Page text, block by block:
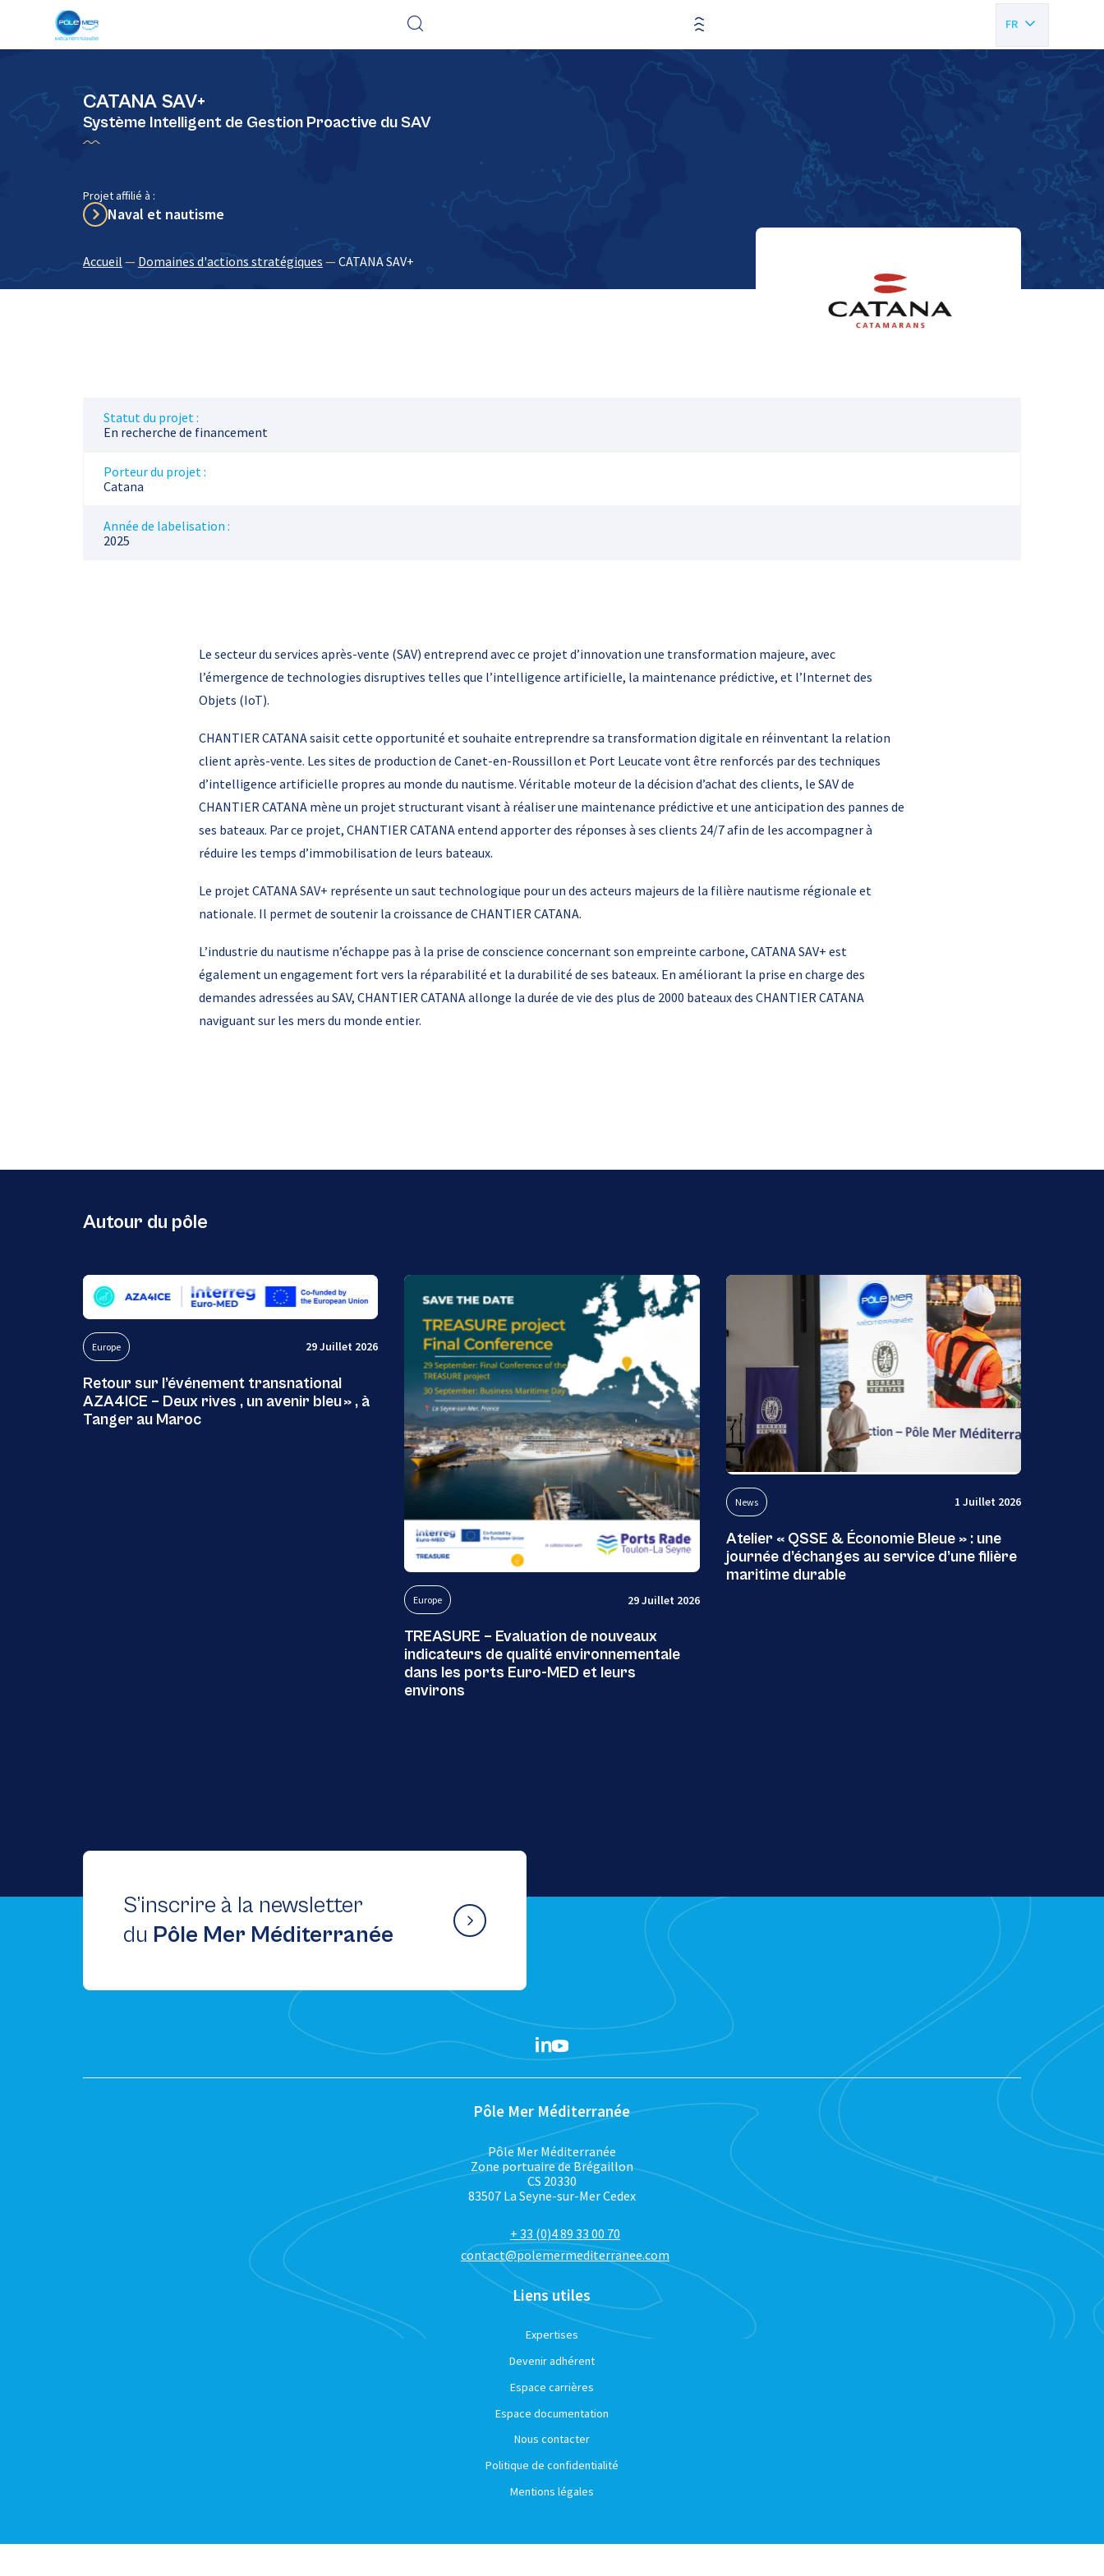
FR
EN
CATANA SAV+
Système Intelligent de Gestion Proactive du SAV
Projet affilié à :
Naval et nautisme
Accueil — Domaines d'actions stratégiques —CATANA SAV+
Statut du projet :
En recherche de financement
Porteur du projet :
Catana
Année de labelisation :
2025
Le secteur du services après-vente (SAV) entreprend avec ce projet d’innovation une transformation majeure, avec
l’émergence de technologies disruptives telles que l’intelligence artificielle, la maintenance prédictive, et l’Internet des
Objets (IoT).
CHANTIER CATANA saisit cette opportunité et souhaite entreprendre sa transformation digitale en réinventant la relation
client après-vente. Les sites de production de Canet-en-Roussillon et Port Leucate vont être renforcés par des techniques
d’intelligence artificielle propres au monde du nautisme. Véritable moteur de la décision d’achat des clients, le SAV de
CHANTIER CATANA mène un projet structurant visant à réaliser une maintenance prédictive et une anticipation des pannes de
ses bateaux. Par ce projet, CHANTIER CATANA entend apporter des réponses à ses clients 24/7 afin de les accompagner à
réduire les temps d’immobilisation de leurs bateaux.
Le projet CATANA SAV+ représente un saut technologique pour un des acteurs majeurs de la filière nautisme régionale et
nationale. Il permet de soutenir la croissance de CHANTIER CATANA.
L’industrie du nautisme n’échappe pas à la prise de conscience concernant son empreinte carbone, CATANA SAV+ est
également un engagement fort vers la réparabilité et la durabilité de ses bateaux. En améliorant la prise en charge des
demandes adressées au SAV, CHANTIER CATANA allonge la durée de vie des plus de 2000 bateaux des CHANTIER CATANA
naviguant sur les mers du monde entier.
Autour du pôle
Europe 29 Juillet 2026
Retour sur l’événement transnational
AZA4ICE – Deux rives , un avenir bleu » , à
Tanger au Maroc
Europe 29 Juillet 2026
TREASURE – Evaluation de nouveaux
indicateurs de qualité environnementale
dans les ports Euro-MED et leurs
environs
News 1 Juillet 2026
Atelier « QSSE & Économie Bleue » : une
journée d’échanges au service d’une filière
maritime durable
S’inscrire à la newsletter
du Pôle Mer Méditerranée
Pôle Mer Méditerranée
Pôle Mer Méditerranée
Zone portuaire de Brégaillon
CS 20330
83507 La Seyne-sur-Mer Cedex
+ 33 (0)4 89 33 00 70
contact@polemermediterranee.com
Liens utiles
Expertises
Devenir adhérent
Espace carrières
Espace documentation
Nous contacter
Politique de confidentialité
Mentions légales
Panneau de gestion des cookies